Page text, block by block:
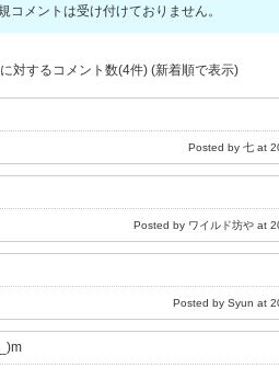
コメントは受け付けておりません。
に対するコメント数(4件) (新着順で表示)
Posted by 七 at
Posted by ワイルド坊や at
Posted by Syun at